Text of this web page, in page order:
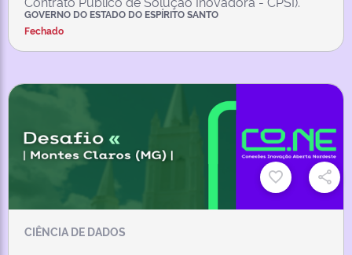
GOVERNO DO ESTADO DO ESPÍRITO SANTO
Fechado
CIÊNCIA DE DADOS